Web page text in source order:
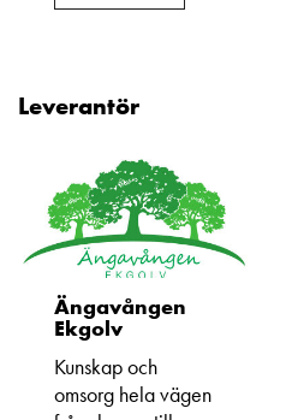
Leverantör
Ängavången
Ekgolv
Kunskap och
omsorg hela vägen